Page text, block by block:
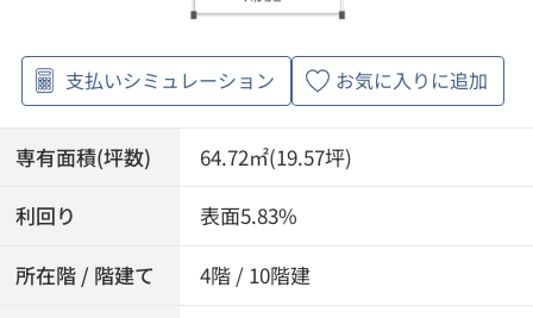
支払いシミュレーション お気に入りに追加
専有面積(坪数) 64.72㎡(19.57坪)
利回り 表面5.83%
所在階 / 階建て 4階 / 10階建